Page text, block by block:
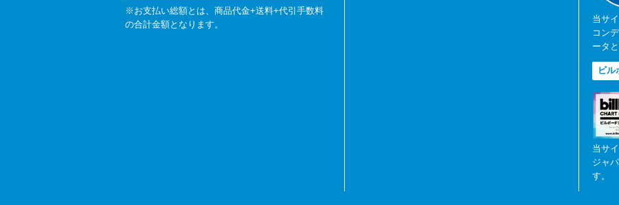
※お支払い総額とは、商品代金+送料+代引手数料
の合計金額となります。
当サ
コン
ータ
ビル
当サ
ジャ
す。